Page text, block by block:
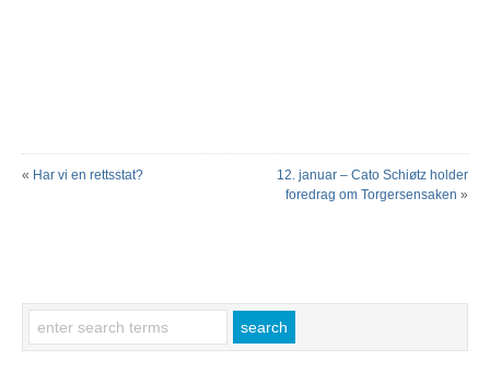
« Har vi en rettsstat?
12. januar – Cato Schiøtz holder
foredrag om Torgersensaken »